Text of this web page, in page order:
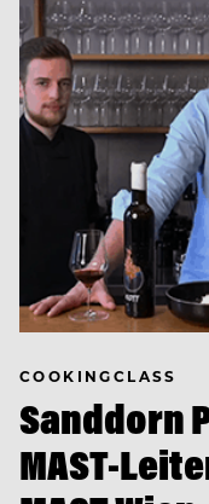
COOKINGCLASS
Sanddorn
MAST-